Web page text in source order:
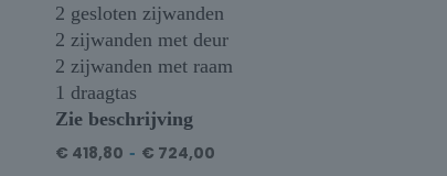
2 gesloten zijwanden
2 zijwanden met deur
2 zijwanden met raam
1 draagtas
Zie beschrijving
€ 418,80 - € 724,00